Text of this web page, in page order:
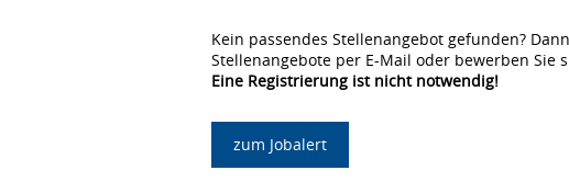
Kein passendes Stellenangebot gefunden?
Stellenangebote per E-Mail oder bewerben Sie
Eine Registrierung ist nicht notwendig!
zum Jobalert